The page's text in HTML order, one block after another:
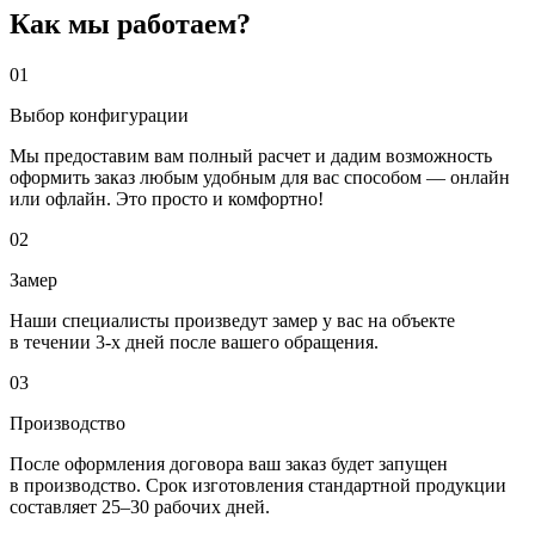
Как мы работаем?
01
Выбор конфигурации
Мы предоставим вам полный расчет и дадим возможность
оформить заказ любым удобным для вас способом — онлайн
или офлайн. Это просто и комфортно!
02
Замер
Наши специалисты произведут замер у вас на объекте
в течении 3-х дней после вашего обращения.
03
Производство
После оформления договора ваш заказ будет запущен
в производство. Срок изготовления стандартной продукции
составляет 25–30 рабочих дней.